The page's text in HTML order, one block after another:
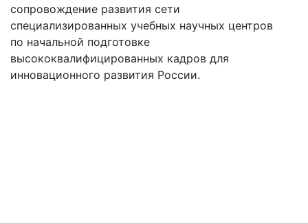
сопровождение развития сети
специализированных учебных научных центров
по начальной подготовке
высококвалифицированных кадров для
инновационного развития России.